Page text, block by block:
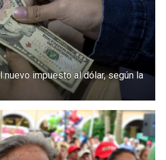
nuevo impuesto al dólar, según la